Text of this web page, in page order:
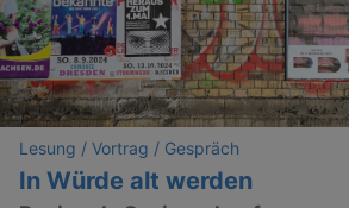
Lesung / Vortrag / Gespräch
In Würde alt werden